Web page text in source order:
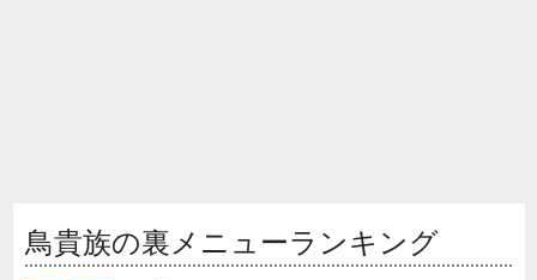
鳥貴族の裏メニューランキング